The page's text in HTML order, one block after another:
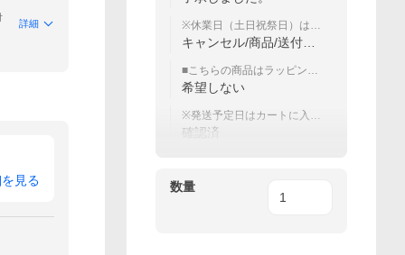
詳細
見る
み対象
※休業日（土日祝祭日）は以
下のご依頼に関しては対応
不可
キャンセル/商品/送付先
■こちらの商品はラッピング
対応
希望しない
※発送予定日はカートに入れ
てから発送目安をご確認下
確認済
数量